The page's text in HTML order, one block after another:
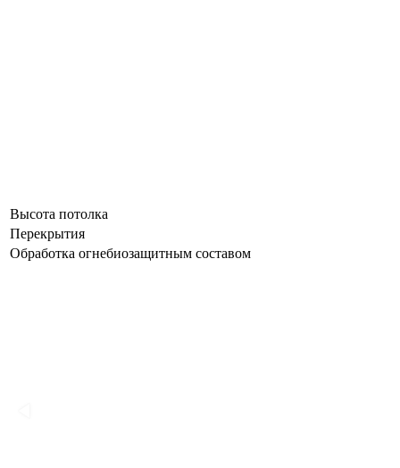
Высота потолка
Перекрытия
Обработка огнебиозащитным составом